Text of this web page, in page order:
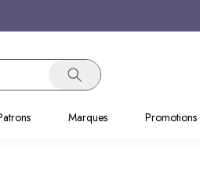
Marques Promotions